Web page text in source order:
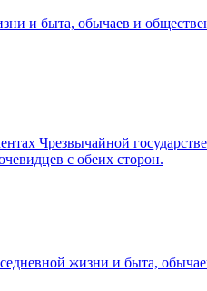
и быта, обычаев и
Чрезвычайной
с обеих сторон.
жизни и быта,